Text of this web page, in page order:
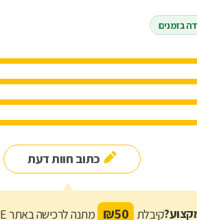
בזמנים
כתוב חוות דעת
קיבלת 50
₪ מתנה לרכישה באתר ZAPSTORE